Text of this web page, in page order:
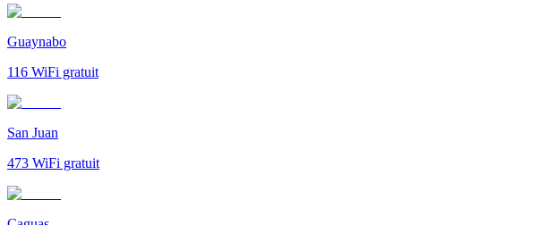
Guaynabo
116 WiFi gratuit
San Juan
473 WiFi gratuit